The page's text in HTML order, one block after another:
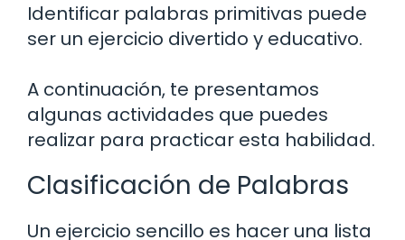
Identificar palabras primitivas puede
ser un ejercicio divertido y educativo.
A continuación, te presentamos
algunas actividades que puedes
realizar para practicar esta habilidad.
Clasificación de Palabras
Un ejercicio sencillo es hacer una lista